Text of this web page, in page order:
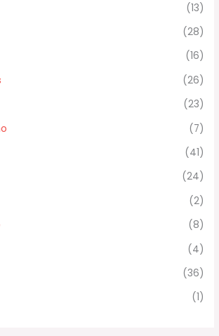
(13)
(28)
(16)
(26)
(23)
(7)
(41)
(24)
(2)
(8)
(4)
(36)
(1)